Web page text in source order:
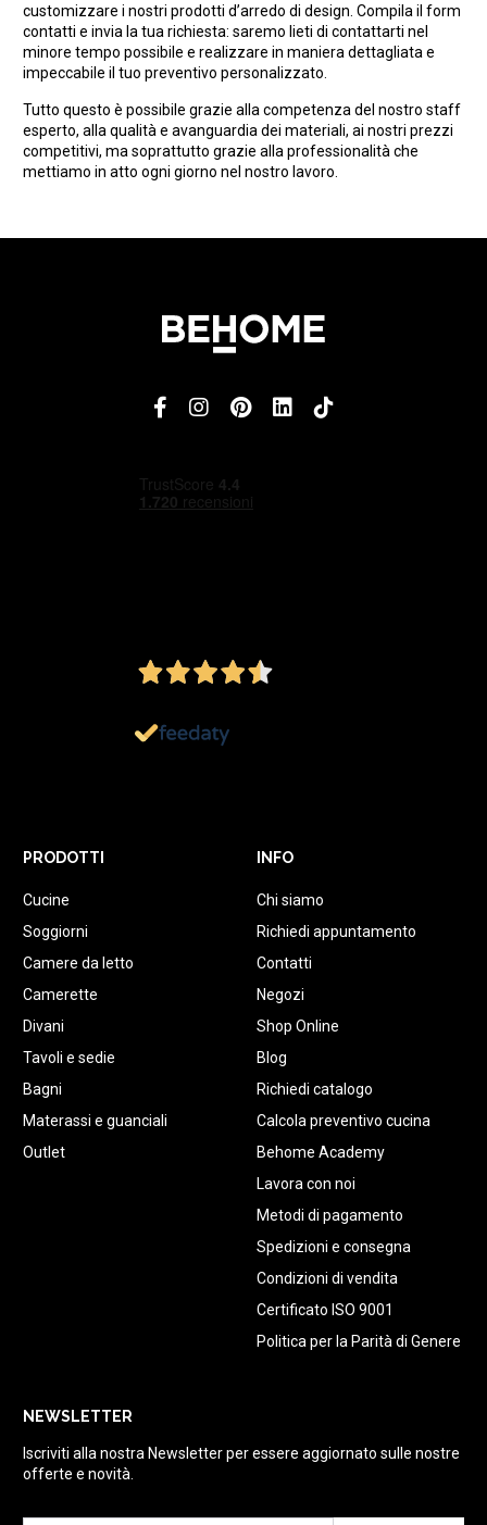
customizzare i nostri prodotti d’arredo di design. Compila il form
contatti e invia la tua richiesta: saremo lieti di contattarti nel
minore tempo possibile e realizzare in maniera dettagliata e
impeccabile il tuo preventivo personalizzato.
Tutto questo è possibile grazie alla competenza del nostro staff
esperto, alla qualità e avanguardia dei materiali, ai nostri prezzi
competitivi, ma soprattutto grazie alla professionalità che
mettiamo in atto ogni giorno nel nostro lavoro.
PRODOTTI
Cucine
Soggiorni
Camere da letto
Camerette
Divani
Tavoli e sedie
Bagni
Materassi e guanciali
Outlet
INFO
Chi siamo
Richiedi appuntamento
Contatti
Negozi
Shop Online
Blog
Richiedi catalogo
Calcola preventivo cucina
Behome Academy
Lavora con noi
Metodi di pagamento
Spedizioni e consegna
Condizioni di vendita
Certificato ISO 9001
Politica per la Parità di Genere
NEWSLETTER
Iscriviti alla nostra Newsletter per essere aggiornato sulle nostre
offerte e novità.